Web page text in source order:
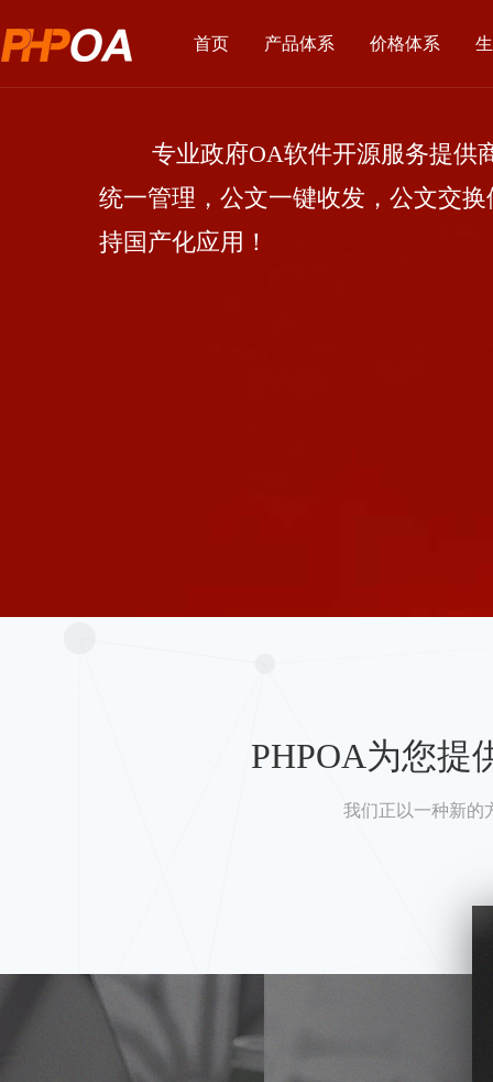
首页 产品体系 价格体系
专业政府OA软件开源服务提供商
统一管理，公文一键收发，公文交
持国产化应用！
PHPOA为您提
我们正以一种新的